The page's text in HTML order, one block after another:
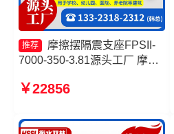
推荐
摩擦摆隔震支座FPSII-
7000-350-3.81源头工厂 摩擦
工厂 建筑摩擦摆式隔震支座
￥22856